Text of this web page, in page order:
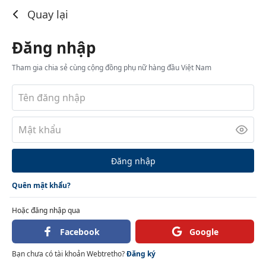
Quay lại
Đăng nhập
Tham gia chia sẻ cùng cộng đồng phụ nữ hàng đầu Việt Nam
Đăng nhập
Quên mật khẩu?
Hoặc đăng nhập qua
Facebook Google
Bạn chưa có tài khoản Webtretho?Đăng ký